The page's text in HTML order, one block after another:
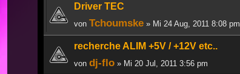
Driver TEC
von Tchoumske » Mi 24 Aug, 2011 8:08 pm
recherche ALIM +5V / +12V etc..
von dj-flo » Mi 20 Jul, 2011 3:56 pm